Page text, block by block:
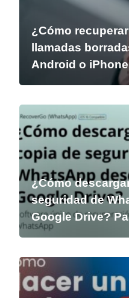
¿Cómo
llamadas
Android o
¿Cómo
seguridad de
Google Drive?